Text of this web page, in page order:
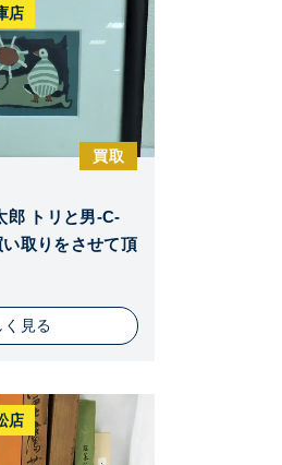
店
買取
郎 トリと男-C-
取りをさせて頂
く見る
店